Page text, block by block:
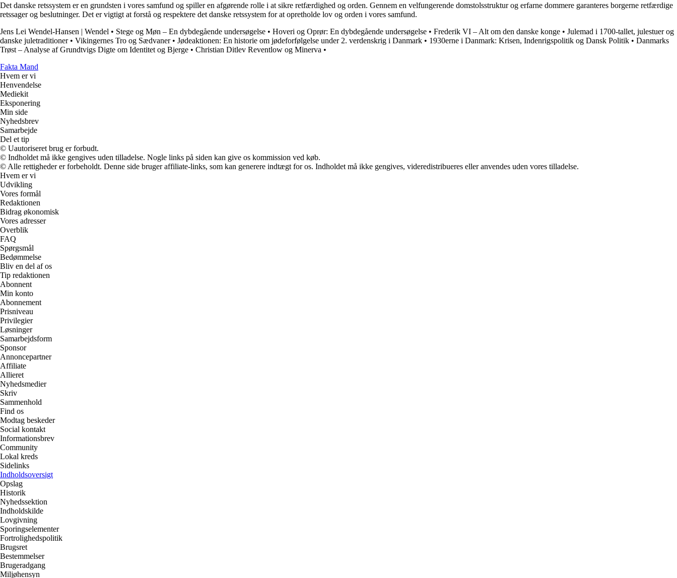
Det danske retssystem er en grundsten i vores samfund og spiller en afgørende rolle i at sikre retfærdighed og orden. Gennem en velfungerende domstolsstruktur og erfarne dommere garanteres borgerne retfærdige
retssager og beslutninger. Det er vigtigt at forstå og respektere det danske retssystem for at opretholde lov og orden i vores samfund.
Jens Lei Wendel-Hansen | Wendel • Stege og Møn – En dybdegående undersøgelse • Hoveri og Oprør: En dybdegående undersøgelse • Frederik VI – Alt om den danske konge • Julemad i 1700-tallet, julestuer og
danske juletraditioner• Vikingernes Tro og Sædvaner• Jødeaktionen: En historie om jødeforfølgelse under 2. verdenskrig i Danmark • 1930erne i Danmark: Krisen, Indenrigspolitik og Dansk Politik • Danmarks
Trøst – Analyse af Grundtvigs Digte om Identitet og Bjerge • Christian Ditlev Reventlow og Minerva •
Fakta Mand
Hvem er vi
Henvendelse
Mediekit
Eksponering
Min side
Nyhedsbrev
Samarbejde
Del et tip
© Uautoriseret brug er forbudt.
© Indholdet må ikke gengives uden tilladelse. Nogle links på siden kan give os kommission ved køb.
© Alle rettigheder er forbeholdt. Denne side bruger affiliate-links, som kan generere indtægt for os. Indholdet må ikke gengives, videredistribueres eller anvendes uden vores tilladelse.
Hvem er vi
Udvikling
Vores formål
Redaktionen
Bidrag økonomisk
Vores adresser
Overblik
FAQ
Spørgsmål
Bedømmelse
Bliv en del af os
Tip redaktionen
Abonnent
Min konto
Abonnement
Prisniveau
Privilegier
Løsninger
Samarbejdsform
Sponsor
Annoncepartner
Affiliate
Allieret
Nyhedsmedier
Skriv
Sammenhold
Find os
Modtag beskeder
Social kontakt
Informationsbrev
Community
Lokal kreds
Sidelinks
Indholdsoversigt
Opslag
Historik
Nyhedssektion
Indholdskilde
Lovgivning
Sporingselementer
Fortrolighedspolitik
Brugsret
Bestemmelser
Brugeradgang
Miljøhensyn